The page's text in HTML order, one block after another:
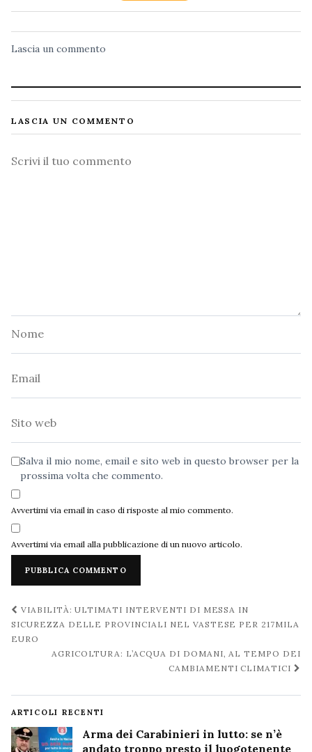
Lascia un commento
LASCIA UN COMMENTO
Commento
Salva il mio nome, email e sito web in questo browser per la
prossima volta che commento.
Avvertimi via email in caso di risposte al mio commento.
Avvertimi via email alla pubblicazione di un nuovo articolo.
Navigazione
post
VIABILITÀ: ULTIMATI INTERVENTI DI MESSA IN
SICUREZZA DELLE PROVINCIALI NEL VASTESE PER 217MILA
EURO
AGRICOLTURA: L’ACQUA DI DOMANI, AL TEMPO DEI
CAMBIAMENTI CLIMATICI
ARTICOLI RECENTI
Arma dei Carabinieri in lutto: se n’è
andato troppo presto il luogotenente